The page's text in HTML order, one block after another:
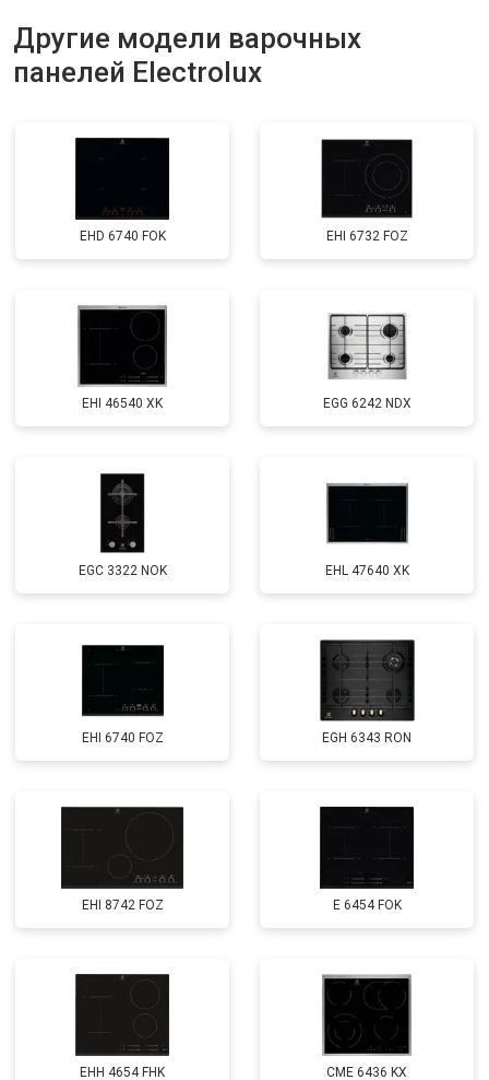
Другие модели варочных
панелей Electrolux
EHD 6740 FOK EHI 6732 FOZ
EHI 46540 XK EGG 6242 NDX
EGС 3322 NOK EHL 47640 XK
EHI 6740 FOZ EGH 6343 RON
EHI 8742 FOZ E 6454 FOK
EHH 4654 FHK CME 6436 KX